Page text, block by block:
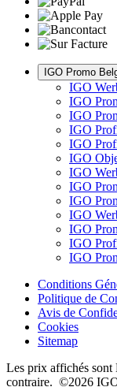
IGO Promo
IGO
IGO
IGO
IGO
IGO
IGO
IGO
IGO
IGO
IGO
IGO
IGO
IGO
Conditions
Politique de
Avis de
Cookies
Sitemap
Les prix affichés sont
contraire. ©2026